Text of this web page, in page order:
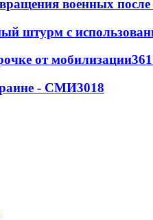
военных
штурм с
от мобилизации
- СМИ3018